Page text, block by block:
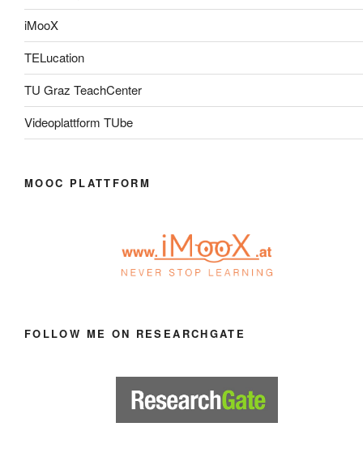
iMooX
TELucation
TU Graz TeachCenter
Videoplattform TUbe
MOOC PLATTFORM
FOLLOW ME ON RESEARCHGATE